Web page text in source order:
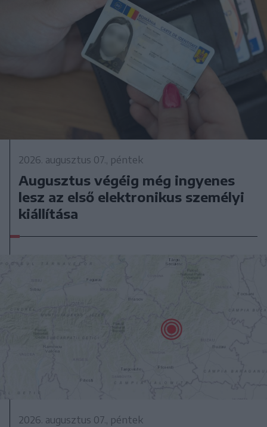
2026. augusztus 07., péntek
Augusztus végéig még ingyenes
lesz az első elektronikus személyi
kiállítása
2026. augusztus 07., péntek